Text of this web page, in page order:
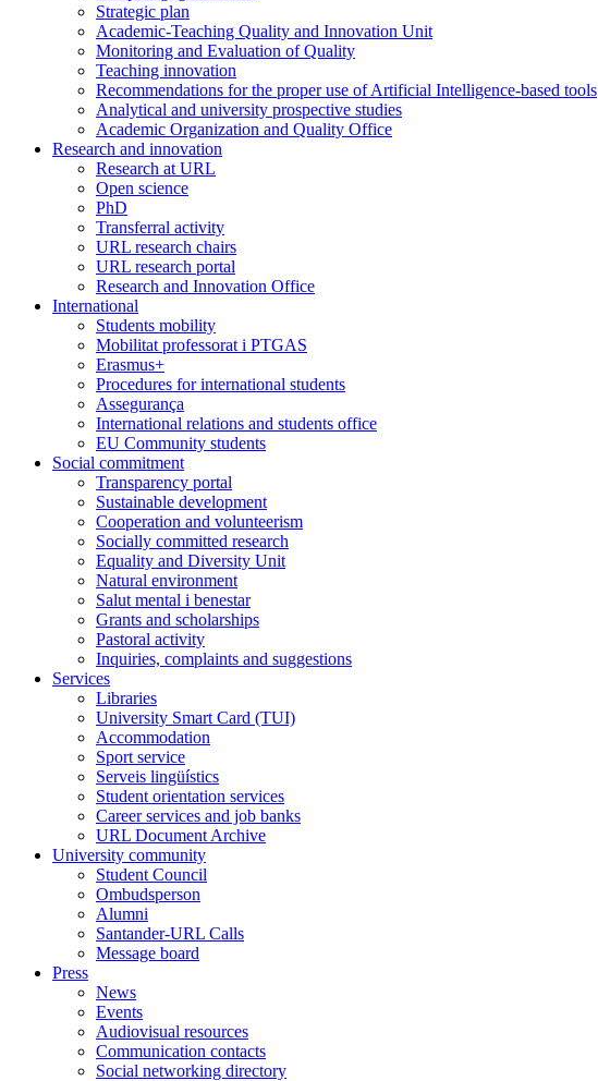
Strategic plan
Academic-Teaching Quality and Innovation Unit
Monitoring and Evaluation of Quality
Teaching innovation
Recommendations for the proper use of Artificial Intelligence-based tools
Analytical and university prospective studies
Academic Organization and Quality Office
Research and innovation
Research at URL
Open science
PhD
Transferral activity
URL research chairs
URL research portal
Research and Innovation Office
International
Students mobility
Mobilitat professorat i PTGAS
Erasmus+
Procedures for international students
Assegurança
International relations and students office
EU Community students
Social commitment
Transparency portal
Sustainable development
Cooperation and volunteerism
Socially committed research
Equality and Diversity Unit
Natural environment
Salut mental i benestar
Grants and scholarships
Pastoral activity
Inquiries, complaints and suggestions
Services
Libraries
University Smart Card (TUI)
Accommodation
Sport service
Serveis lingüístics
Student orientation services
Career services and job banks
URL Document Archive
University community
Student Council
Ombudsperson
Alumni
Santander-URL Calls
Message board
Press
News
Events
Audiovisual resources
Communication contacts
Social networking directory